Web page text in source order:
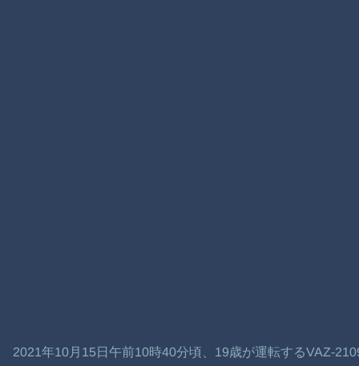
2021年10月15日午前10時40分頃、19歳が運転するVAZ-